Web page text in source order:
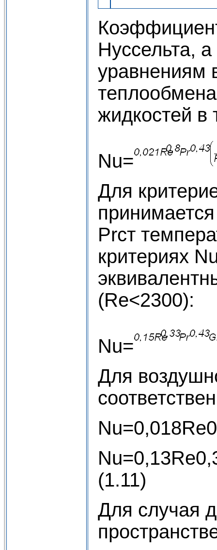
Нуссельта,
уравнениям
жидкостей в
Nu=
Для
Prст
критериях
(Re<2300):
Nu=
Для
(1.11)
Для случая